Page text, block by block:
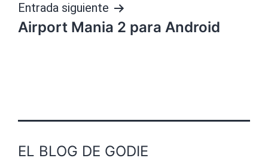
Entrada siguiente
Airport Mania 2 para Android
EL BLOG DE GODIE